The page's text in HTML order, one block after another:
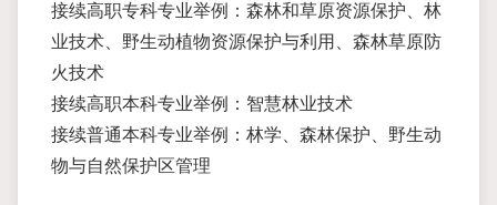
接续高职专科专业举例：森林和草原资源保护、林
业技术、野生动植物资源保护与利用、森林草原防
火技术
接续高职本科专业举例：智慧林业技术
接续普通本科专业举例：林学、森林保护、野生动
物与自然保护区管理